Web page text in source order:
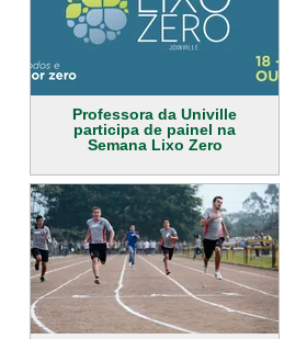
Professora da Univille
participa de painel na
Semana Lixo Zero